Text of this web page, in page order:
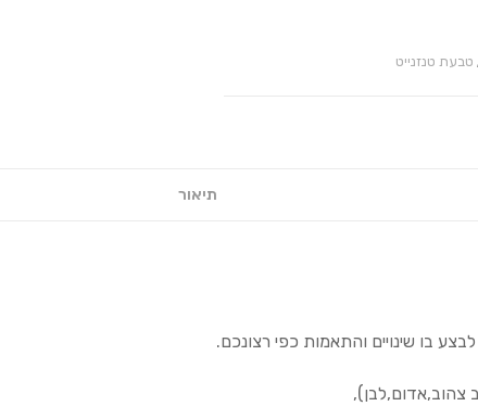
טבעת טנזנייט
תיאור
בו שינויים והתאמות כפי רצונכם.
צהוב,אדום,לבן),